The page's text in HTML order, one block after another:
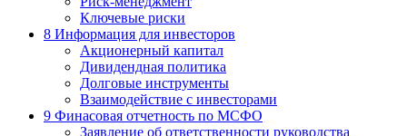
Ключевые риски
8 Информация для инвесторов
Акционерный капитал
Дивидендная политика
Долговые инструменты
Взаимодействие с инвеcторами
9 Финасовая отчетность по МСФО
Заявление об ответственности руководства